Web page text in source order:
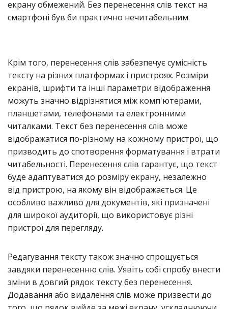
екрану обмежений. Без перенесення слів текст на
смартфоні був би практично нечитабельним.
Крім того, перенесення слів забезпечує сумісність
тексту на різних платформах і пристроях. Розміри
екранів, шрифти та інші параметри відображення
можуть значно відрізнятися між комп'ютерами,
планшетами, телефонами та електронними
читалками. Текст без перенесення слів може
відображатися по-різному на кожному пристрої, що
призводить до спотворення форматування і втрати
читабельності. Перенесення слів гарантує, що текст
буде адаптуватися до розміру екрану, незалежно
від пристрою, на якому він відображається. Це
особливо важливо для документів, які призначені
для широкої аудиторії, що використовує різні
пристрої для перегляду.
Редагування тексту також значно спрощується
завдяки перенесенню слів. Уявіть собі спробу внести
зміни в довгий рядок тексту без перенесення.
Додавання або видалення слів може призвести до